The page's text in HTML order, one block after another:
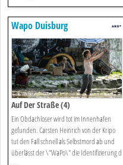
Wapo Duisburg
Auf Der Straße (4)
Ein Obdachloser wird tot im Innenhafen
gefunden. Carsten Heinrich von der Kripo
tut den Fall schnell als Selbstmord ab und
überlässt der \"WaPo\" die Identifizierung d